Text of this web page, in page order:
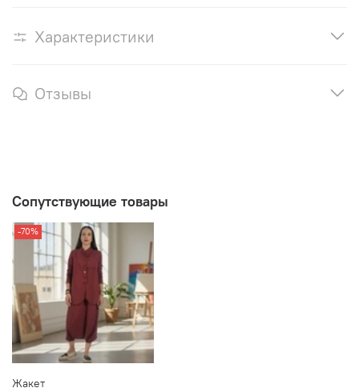
Характеристики
Отзывы
Сопутствующие товары
-70%
Жакет